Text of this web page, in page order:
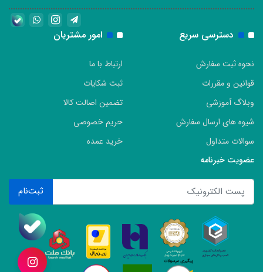
دسترسی سریع
نحوه ثبت سفارش
قوانین و مقررات
وبلاگ آموزشی
شیوه های ارسال سفارش
سوالات متداول
امور مشتریان
ارتباط با ما
ثبت شکایات
تضمین اصالت کالا
حریم خصوصی
خرید عمده
عضویت خبرنامه
ثبت‌نام